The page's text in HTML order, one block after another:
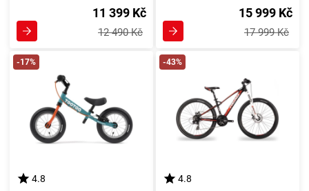
11 399 Kč
12 490 Kč
15 999 Kč
17 999 Kč
-17%
4.8
-43%
4.8